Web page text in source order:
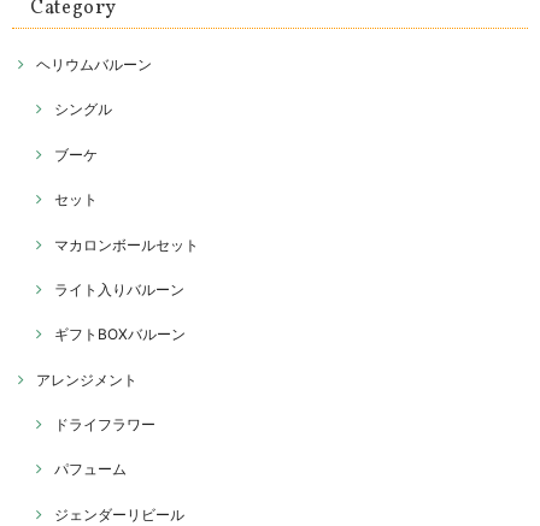
Category
ヘリウムバルーン
シングル
ブーケ
セット
マカロンボールセット
ライト入りバルーン
ギフトBOXバルーン
アレンジメント
ドライフラワー
パフューム
ジェンダーリビール